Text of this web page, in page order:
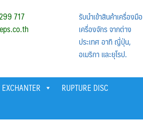
717
รับนำเข้าสินค้าเครื่องมือ
เครื่องจักร จากต่าง
ประเทศ อาทิ ญึ่ปุ่น,
อเมริกา และยุโรป.
RUPTURE DISC